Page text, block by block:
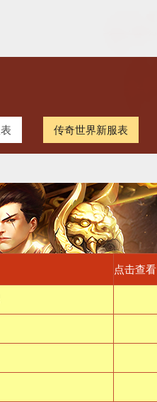
传奇世界新服表
点击查看